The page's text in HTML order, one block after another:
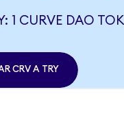
1 CURVE DAO
CRV A TRY